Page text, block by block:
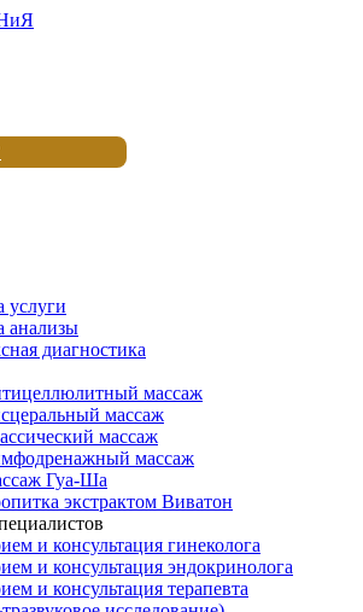
услуги
анализы
диагностика
массаж
массаж
массаж
массаж
Гуа-Ша
экстрактом Виватон
и консультация гинеколога
и консультация эндокринолога
и консультация терапевта